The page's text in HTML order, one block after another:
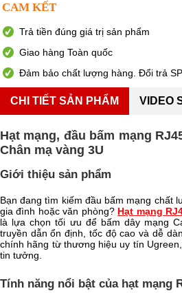
CAM KẾT
Trả tiền đúng giá trị sản phẩm
Giao hàng Toàn quốc
Đảm bảo chất lượng hàng. Đổi trả
CHI TIẾT SẢN PHẨM VIDEO
Hạt mạng, đầu bấm mạng
Chân mạ vàng 3U
Giới thiệu sản phẩm
Bạn đang tìm kiếm đầu bấm mạng chất
gia đình hoặc văn phòng? Hạt mạng
là lựa chọn tối ưu để bấm dây mạng
truyền dẫn ổn định, tốc độ cao và dễ
chính hãng từ thương hiệu uy tín
tin tưởng.
Tính năng nổi bật của hạt mạng